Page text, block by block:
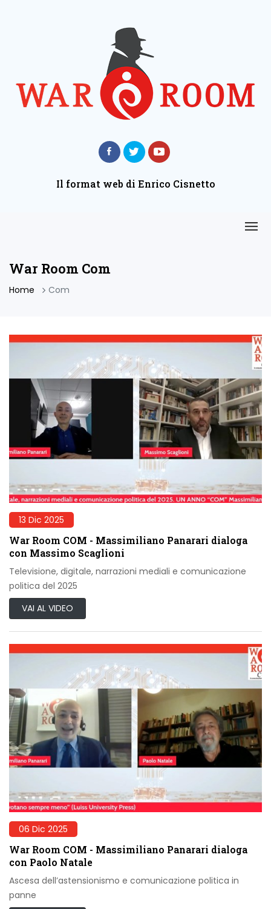
Il format web di Enrico Cisnetto
War Room Com
Home Com
13 Dic 2025
War Room COM - Massimiliano Panarari dialoga
con Massimo Scaglioni
Televisione, digitale, narrazioni mediali e comunicazione
politica del 2025
VAI AL VIDEO
06 Dic 2025
War Room COM - Massimiliano Panarari dialoga
con Paolo Natale
Ascesa dell’astensionismo e comunicazione politica in
panne